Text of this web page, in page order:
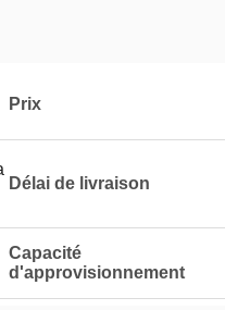
Prix
Délai de livraison
Capacité
d'approvisionnement